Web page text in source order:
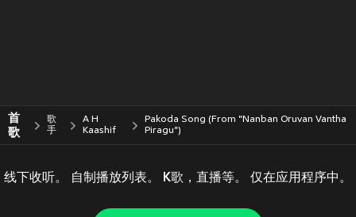
首
歌
歌
手
A H
Kaashif
Pakoda Song (From "Nanban Oruvan Vantha
Piragu")
线下收听。 自制播放列表。 K歌，直播等。 仅在应用程序中。